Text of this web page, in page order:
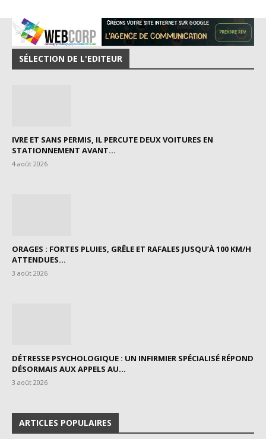
SÉLECTION DE L'EDITEUR
IVRE ET SANS PERMIS, IL PERCUTE DEUX VOITURES EN
STATIONNEMENT AVANT...
4 août 2026
ORAGES : FORTES PLUIES, GRÊLE ET RAFALES JUSQU’À 100 KM/H
ATTENDUES...
3 août 2026
DÉTRESSE PSYCHOLOGIQUE : UN INFIRMIER SPÉCIALISÉ RÉPOND
DÉSORMAIS AUX APPELS AU...
3 août 2026
ARTICLES POPULAIRES